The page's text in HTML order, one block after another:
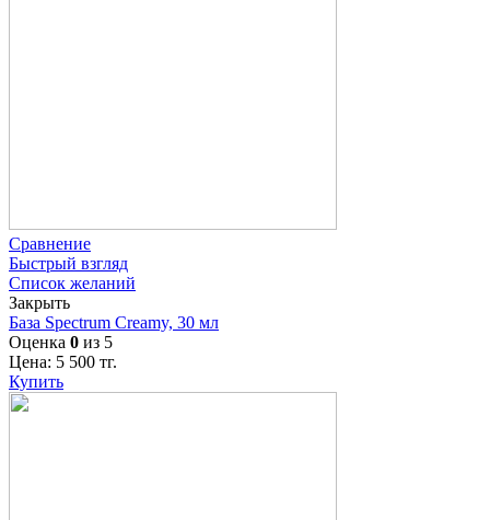
Сравнение
Быстрый взгляд
Список желаний
Закрыть
База Spectrum Creamy, 30 мл
Оценка 0 из 5
Цена: 5 500 тг.
Купить